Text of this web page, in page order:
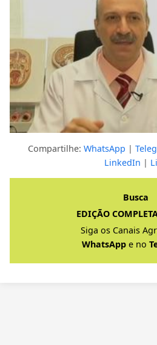
Clique para ver a resposta completa
Compartilhe: WhatsApp |
LinkedIn |
Busca
EDIÇÃO
Siga os Canais
WhatsAppe no